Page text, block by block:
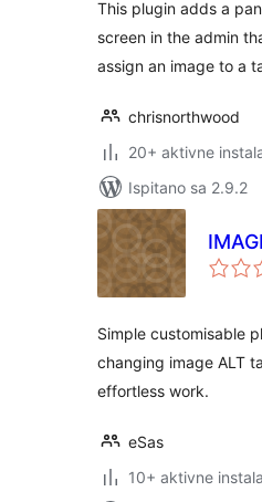
This plugin adds a
screen in the admin
assign an image to a
chrisnorthwood
20+ aktivne
Ispitano sa 2.9.2
Simple customisable
changing image ALT
effortless work.
eSas
10+ aktivne